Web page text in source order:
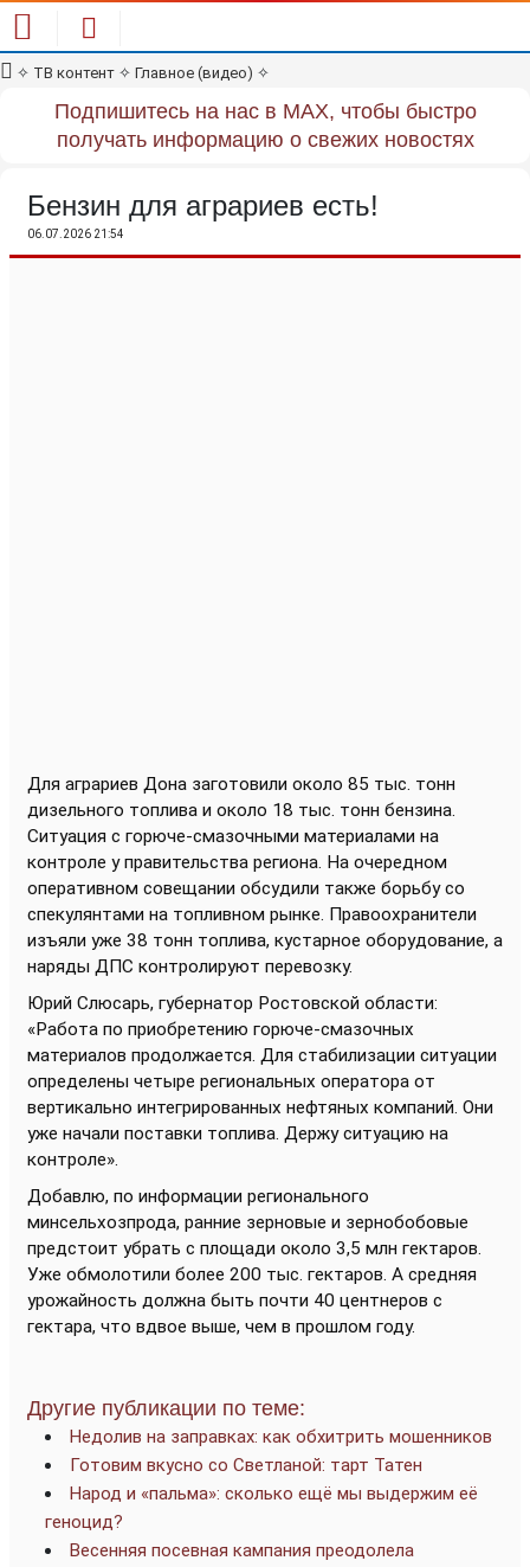
✧ ТВ контент ✧ Главное (видео) ✧
Подпишитесь на нас в MAX, чтобы быстро
получать информацию о свежих новостях
Бензин для аграриев есть!
06.07.2026 21:54
Для аграриев Дона заготовили около 85 тыс. тонн
дизельного топлива и около 18 тыс. тонн бензина.
Ситуация с горюче-смазочными материалами на
контроле у правительства региона. На очередном
оперативном совещании обсудили также борьбу со
спекулянтами на топливном рынке. Правоохранители
изъяли уже 38 тонн топлива, кустарное оборудование, а
наряды ДПС контролируют перевозку.
Юрий Слюсарь, губернатор Ростовской области:
«Работа по приобретению горюче-смазочных
материалов продолжается. Для стабилизации ситуации
определены четыре региональных оператора от
вертикально интегрированных нефтяных компаний. Они
уже начали поставки топлива. Держу ситуацию на
контроле».
Добавлю, по информации регионального
минсельхозпрода, ранние зерновые и зернобобовые
предстоит убрать с площади около 3,5 млн гектаров.
Уже обмолотили более 200 тыс. гектаров. А средняя
урожайность должна быть почти 40 центнеров с
гектара, что вдвое выше, чем в прошлом году.
Другие публикации по теме:
Недолив на заправках: как обхитрить мошенников
Готовим вкусно со Светланой: тарт Татен
Народ и «пальма»: сколько ещё мы выдержим её
геноцид?
Весенняя посевная кампания преодолела